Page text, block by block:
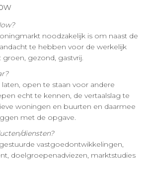
noodzakelijk is om naast de
te hebben voor de werkelijk
groen, gezond, gastvrij.
open te staan voor andere
echt te kennen, de vertaalslag te
woningen en buurten en daarmee
met de opgave.
diensten?
vastgoedontwikkelingen,
doelgroepenadviezen, marktstudies